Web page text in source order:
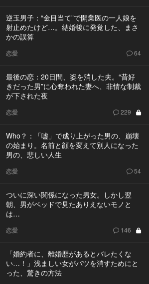
逆玉男子：“金目当て”で開業医の一人娘を
射止めたけど…。結婚後に発覚した、まさ
かの誤算
恋愛 64
最後の恋：20日間、姿を消した夫。“昔好
きだった男”に心奪われた妻へ、非情な制裁
が下された夜
恋愛 229
Who？：「嘘」で成り上がった男の、崩壊
の始まり。名前と顔を変えて別人になった
男の、悲しい人生
恋愛 54
ついに深い関係になった男女。しかし翌
朝、男がベッドで見たありえないモノと
は…
恋愛 146
「婚約者に、離婚歴があるとバレたくな
い…！」浅ましい女がバツを消すためにと
った、驚きの方法